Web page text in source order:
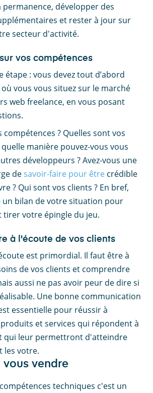
développer des
et rester à jour sur
secteur d'activité.
vos compétences
étape : vous devez tout d’abord
vous vous situez sur le marché
web freelance, en vous posant
compétences ? Quelles sont vos
manière pouvez-vous vous
développeurs ? Avez-vous une
desavoir-faire pour être crédible
? Qui sont vos clients ? En bref,
un bilan de votre situation pour
tirer votre épingle du jeu.
à l'écoute de vos clients
est primordial. Il faut être à
de vos clients et comprendre
aussi ne pas avoir peur de dire si
Une bonne communication
essentielle pour réussir à
et services qui répondent à
qui leur permettront d'atteindre
les votre.
vous vendre
techniques c'est un